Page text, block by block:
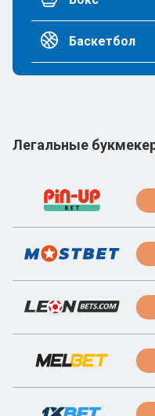
Баскетбол
Легальные